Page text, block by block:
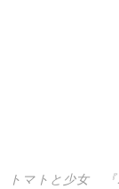
トマトと少女 『